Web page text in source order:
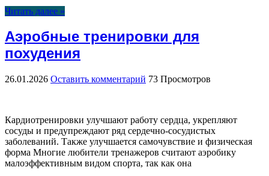
Читать далее »
Аэробные тренировки для
похудения
26.01.2026 Оставить комментарий 73 Просмотров
Кардиотренировки улучшают работу сердца, укрепляют
сосуды и предупреждают ряд сердечно-сосудистых
заболеваний. Также улучшается самочувствие и физическая
форма Многие любители тренажеров считают аэробику
малоэффективным видом спорта, так как она